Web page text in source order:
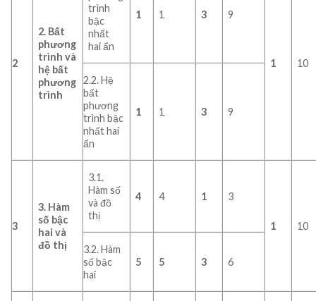
2
2. Bất
phương
trình và
hệ bất
phương
trình
trình
bậc
nhất
hai ẩn
1 1 3 9
1
10
2.2. Hệ
bất
phương
trình bậc
nhất hai
ẩn
1 1 3 9
3
3. Hàm
số bậc
hai và
đồ thị
3.1.
Hàm số
và đồ
thị
4 4 1 3
1
10
3.2. Hàm
số bậc
hai
5 5 3 6